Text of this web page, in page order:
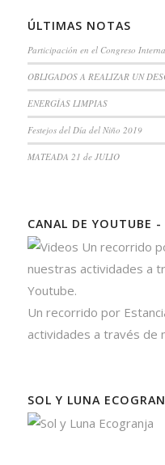
ÚLTIMAS NOTAS
Participación en el Congreso
OBLIGADOS A REALIZAR UN
ENERGÍAS LIMPIAS
Festejos del Día del Niño 2019
MATEADA 21 de JULIO
CANAL DE YOUTUBE -
Un recorrido por
actividades a través de
SOL Y LUNA